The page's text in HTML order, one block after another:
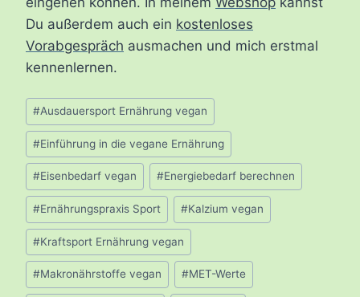
Du außerdem auch ein kostenloses
Vorabgespräch ausmachen und mich erstmal
kennenlernen.
Schlagworte:
#Ausdauersport Ernährung vegan
#Einführung in die vegane Ernährung
#Eisenbedarf vegan #Energiebedarf berechnen
#Ernährungspraxis Sport #Kalzium vegan
#Kraftsport Ernährung vegan
#Makronährstoffe vegan #MET-Werte